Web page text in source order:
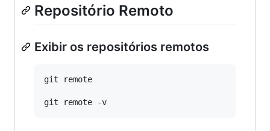
Repositório Remoto
Exibir os repositórios remotos
git remote